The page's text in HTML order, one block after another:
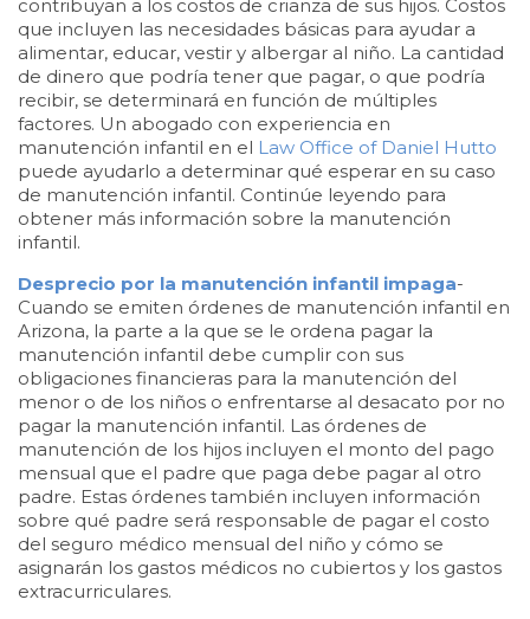
contribuyan a los costos de crianza de sus hijos. Costos
que incluyen las necesidades básicas para ayudar a
alimentar, educar, vestir y albergar al niño. La cantidad
de dinero que podría tener que pagar, o que podría
recibir, se determinará en función de múltiples
factores. Un abogado con experiencia en
manutención infantil en el Law Office of Daniel Hutto
puede ayudarlo a determinar qué esperar en su caso
de manutención infantil. Continúe leyendo para
obtener más información sobre la manutención
infantil.
Desprecio por la manutención infantil impaga-
Cuando se emiten órdenes de manutención infantil en
Arizona, la parte a la que se le ordena pagar la
manutención infantil debe cumplir con sus
obligaciones financieras para la manutención del
menor o de los niños o enfrentarse al desacato por no
pagar la manutención infantil. Las órdenes de
manutención de los hijos incluyen el monto del pago
mensual que el padre que paga debe pagar al otro
padre. Estas órdenes también incluyen información
sobre qué padre será responsable de pagar el costo
del seguro médico mensual del niño y cómo se
asignarán los gastos médicos no cubiertos y los gastos
extracurriculares.